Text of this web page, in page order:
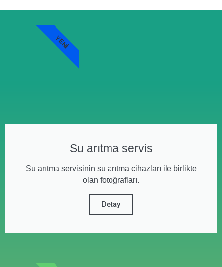
Su arıtma servis
Su arıtma servisinin su arıtma cihazları ile birlikte
olan fotoğrafları.
Detay
YENI